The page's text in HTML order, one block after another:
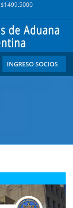
$1499.5000
INGRESO SOCIOS